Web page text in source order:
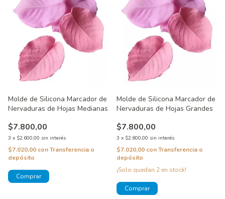
Molde de Silicona Marcador de
Nervaduras de Hojas Medianas
$7.800,00
3 x $2.600,00 sin interés
$7.020,00 conTransferencia o
depósito
Molde de Silicona Marcador de
Nervaduras de Hojas Grandes
$7.800,00
3 x $2.600,00 sin interés
$7.020,00 conTransferencia o
depósito
¡Solo quedan 2 en stock!